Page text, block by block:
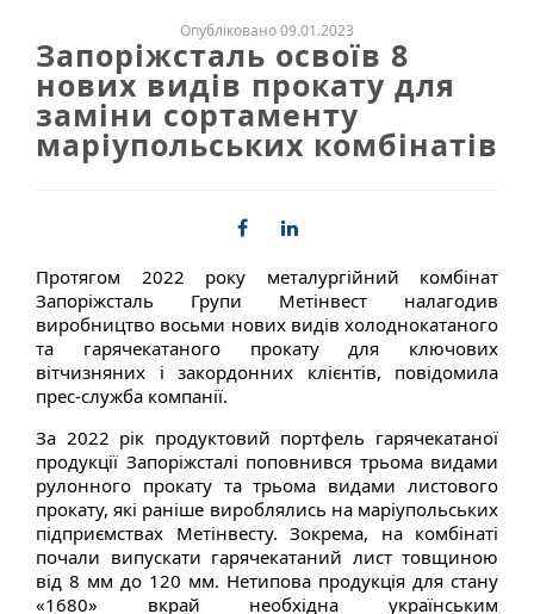
Опубліковано 09.01.2023
Запоріжсталь освоїв 8
нових видів прокату для
заміни сортаменту
маріупольських комбінатів
Протягом 2022 року металургійний комбінат
Запоріжсталь Групи Метінвест налагодив
виробництво восьми нових видів холоднокатаного
та гарячекатаного прокату для ключових
вітчизняних і закордонних клієнтів, повідомила
прес-служба компанії.
За 2022 рік продуктовий портфель гарячекатаної
продукції Запоріжсталі поповнився трьома видами
рулонного прокату та трьома видами листового
прокату, які раніше вироблялись на маріупольських
підприємствах Метінвесту. Зокрема, на комбінаті
почали випускати гарячекатаний лист товщиною
від 8 мм до 120 мм. Нетипова продукція для стану
«1680» вкрай необхідна українським